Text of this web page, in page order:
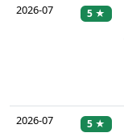
2026-07 5 ★
2026-07 5 ★